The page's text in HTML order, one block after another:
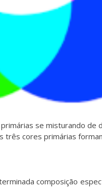
se misturando de
três cores primárias
composição